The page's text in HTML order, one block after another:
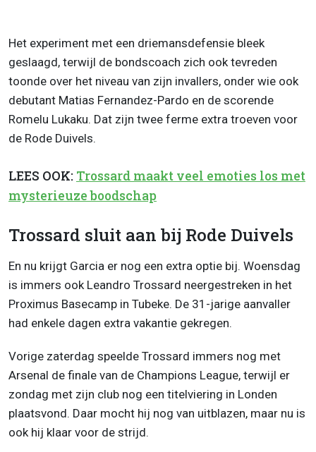
Het experiment met een driemansdefensie bleek
geslaagd, terwijl de bondscoach zich ook tevreden
toonde over het niveau van zijn invallers, onder wie ook
debutant Matias Fernandez-Pardo en de scorende
Romelu Lukaku. Dat zijn twee ferme extra troeven voor
de Rode Duivels.
LEES OOK: Trossard maakt veel emoties los met
mysterieuze boodschap
Trossard sluit aan bij Rode Duivels
En nu krijgt Garcia er nog een extra optie bij. Woensdag
is immers ook Leandro Trossard neergestreken in het
Proximus Basecamp in Tubeke. De 31-jarige aanvaller
had enkele dagen extra vakantie gekregen.
Vorige zaterdag speelde Trossard immers nog met
Arsenal de finale van de Champions League, terwijl er
zondag met zijn club nog een titelviering in Londen
plaatsvond. Daar mocht hij nog van uitblazen, maar nu is
ook hij klaar voor de strijd.